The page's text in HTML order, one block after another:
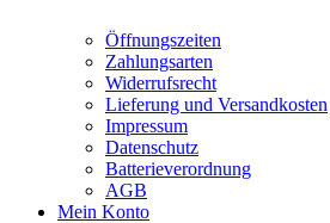
Öffnungszeiten
Zahlungsarten
Widerrufsrecht
Lieferung und Versandkosten
Impressum
Datenschutz
Batterieverordnung
AGB
Mein Konto